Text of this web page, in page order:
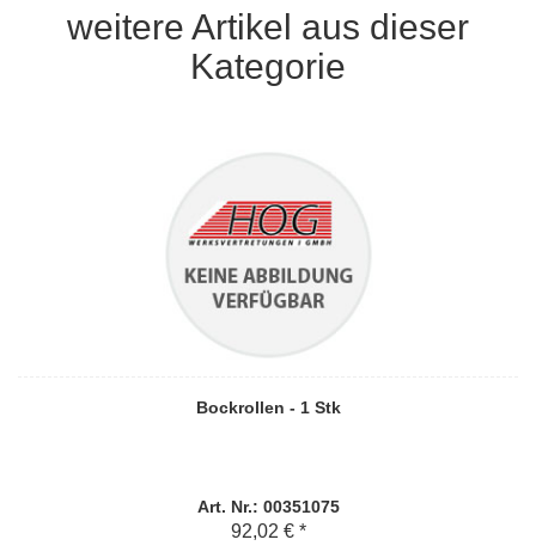
weitere Artikel aus dieser
Kategorie
Bockrollen - 1 Stk
Art. Nr.: 00351075
92,02 € *